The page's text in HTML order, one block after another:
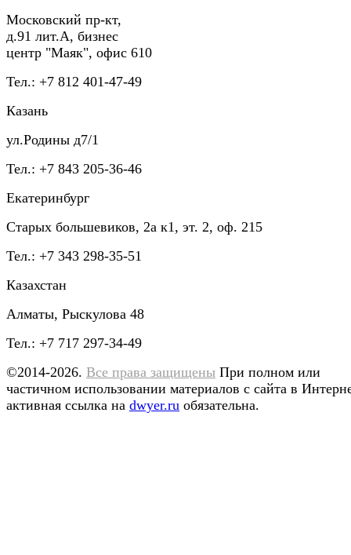
Московский пр-кт,
д.91 лит.А, бизнес
центр "Маяк", офис 610
Тел.: +7 812 401-47-49
Казань
ул.Родины д7/1
Тел.: +7 843 205-36-46
Екатеринбург
Старых большевиков, 2а к1, эт. 2, оф. 215
Тел.: +7 343 298-35-51
Казахстан
Алматы, Рыскулова 48
Тел.: +7 717 297-34-49
©2014-2026. Все права защищены При полном или
частичном использовании материалов с сайта в
активная ссылка на dwyer.ru обязательна.